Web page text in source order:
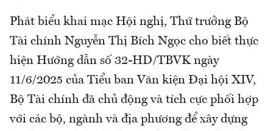
Phát biểu khai mạc Hội nghị, Thứ trưởng Bộ
Tài chính Nguyễn Thị Bích Ngọc cho biết thực
hiện Hướng dẫn số 32-HD/TBVK ngày
11/6/2025 của Tiểu ban Văn kiện Đại hội XIV,
Bộ Tài chính đã chủ động và tích cực phối hợp
với các bộ, ngành và địa phương để xây dựng